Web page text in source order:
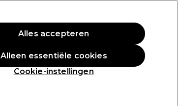
Aanmelden
Professionele Awards
Cookie-instellingen
Alleen essentiële cookies
Alles accepteren